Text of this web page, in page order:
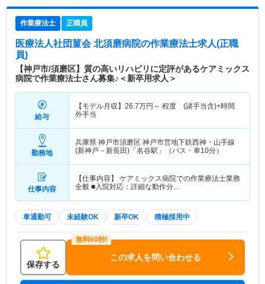
作業療法士 正職員
医療法人社団菫会 北須磨病院の作業療法士求人(正職
員)
【神戸市/須磨区】質の高いリハビリに定評があるケアミックス
病院で作業療法士さん募集♪＜新卒用求人＞
給与
【モデル月収】 26.7万円～ 程度 (諸手当含)+時間
外手当
勤務地
兵庫県 神戸市須磨区 神戸市営地下鉄西神・山手線
(新神戸－新長田)「名谷駅」（バス・車10分）
仕事内容
【仕事内容】 ケアミックス病院での作業療法士業務
全般 ■入院対応：詳細な動作分…
車通勤可 未経験OK 新卒OK 積極採用中
保存する
この求人を問い合わせる